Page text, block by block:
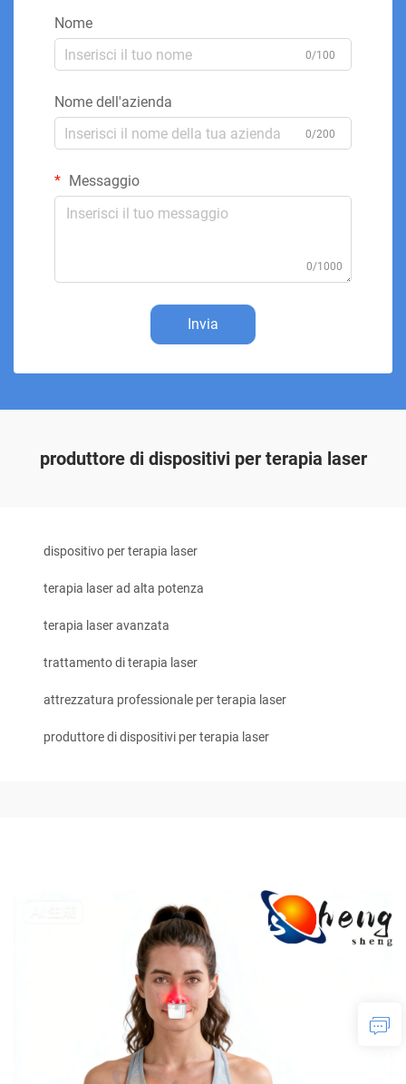
Nome
0/100
Nome dell'azienda
0/200
Messaggio
0/1000
Invia
produttore di dispositivi per terapia laser
dispositivo per terapia laser
terapia laser ad alta potenza
terapia laser avanzata
trattamento di terapia laser
attrezzatura professionale per terapia laser
produttore di dispositivi per terapia laser